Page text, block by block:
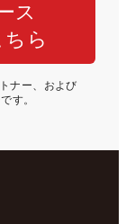
ス
ら
ナー、および
す。